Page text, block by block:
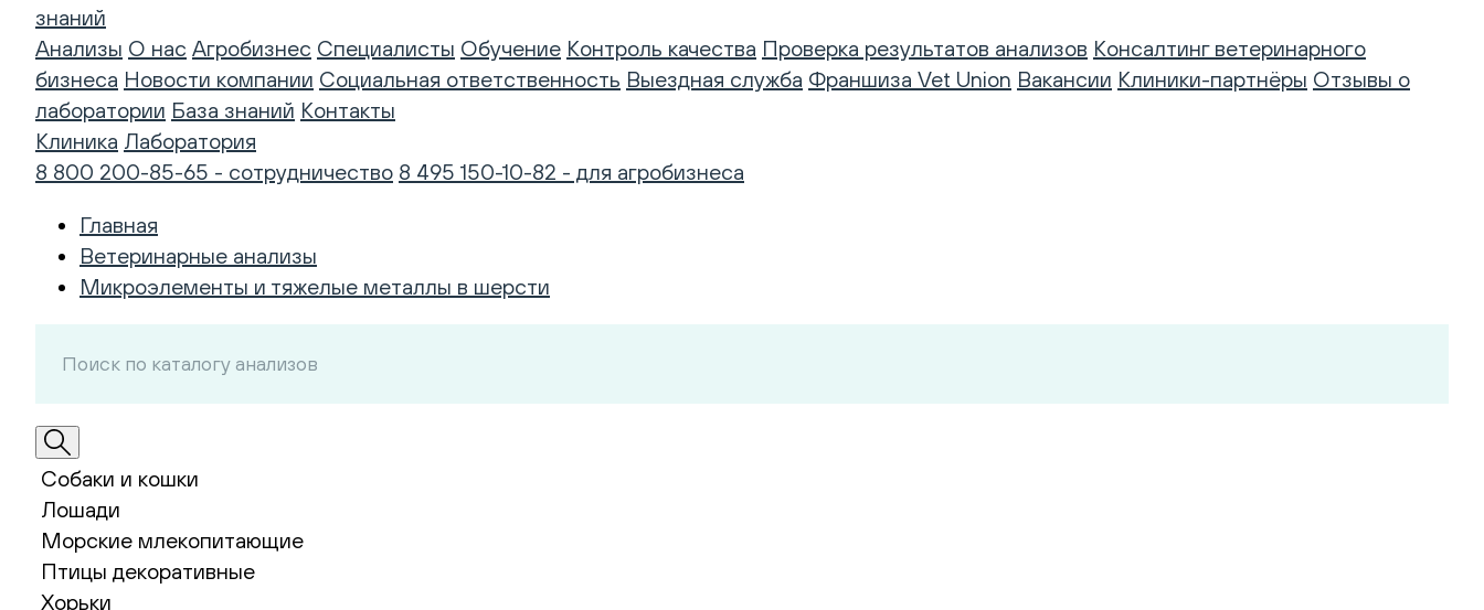
знаний
Анализы О нас Агробизнес Специалисты Обучение Контроль качества Проверка результатов анализов Консалтинг ветеринарного
бизнеса Новости компании Социальная ответственность Выездная служба Франшиза Vet Union Вакансии Клиники-партнёры Отзывы о
лаборатории База знаний Контакты
Клиника Лаборатория
8 800 200-85-65 - сотрудничество 8 495 150-10-82 - для агробизнеса
Главная
Ветеринарные анализы
Микроэлементы и тяжелые металлы в шерсти
Собаки и кошки
Лошади
Морские млекопитающие
Птицы декоративные
Хорьки